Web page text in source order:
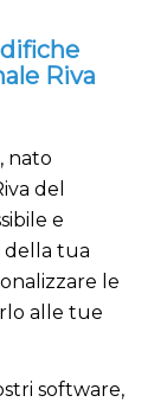
Riva
nato
del
e
della tua
le
alle tue
software,